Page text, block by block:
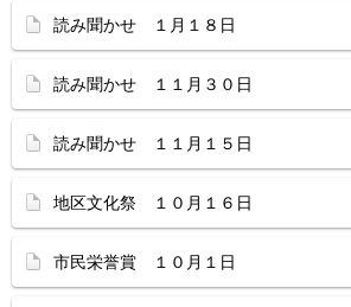
読み聞かせ １月１８日
読み聞かせ １１月３０日
読み聞かせ １１月１５日
地区文化祭 １０月１６日
市民栄誉賞 １０月１日